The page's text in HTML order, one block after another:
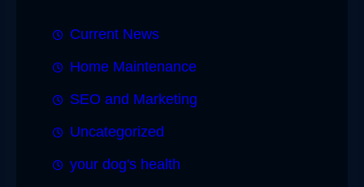
Current News
Home Maintenance
SEO and Marketing
Uncategorized
your dog's health